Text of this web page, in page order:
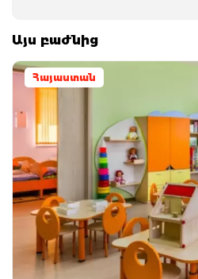
Այս բաժնից
Հայաստան